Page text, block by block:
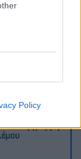
Policy
τη γραμμή